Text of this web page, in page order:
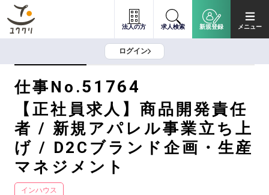
法人の方 求人検索 新規登録 メニュー
ログイン
仕事No.51764
【正社員求人】商品開発責任
者 / 新規アパレル事業立ち上
げ / D2Cブランド企画・生産
マネジメント
インハウス